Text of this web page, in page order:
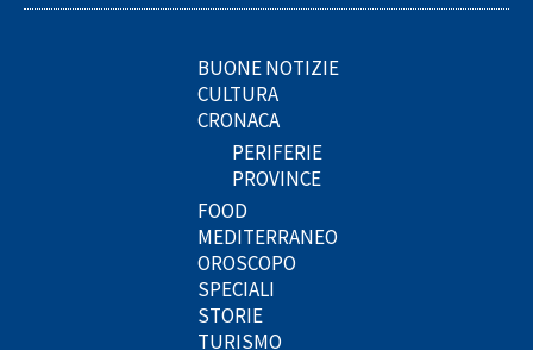
BUONE NOTIZIE
CULTURA
CRONACA
PERIFERIE
PROVINCE
FOOD
MEDITERRANEO
OROSCOPO
SPECIALI
STORIE
TURISMO